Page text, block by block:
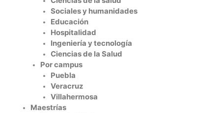
Sociales y humanidades
Educación
Hospitalidad
Ingeniería y tecnología
Ciencias de la Salud
Por campus
Puebla
Veracruz
Villahermosa
Maestrías